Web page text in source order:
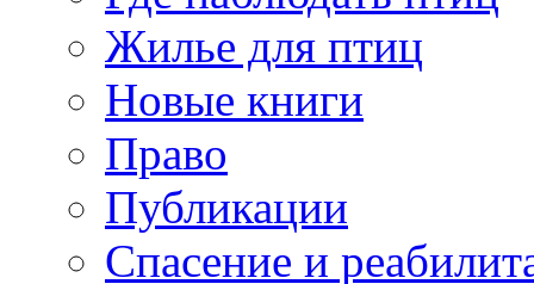
Жилье для птиц
Новые книги
Право
Публикации
Спасение и